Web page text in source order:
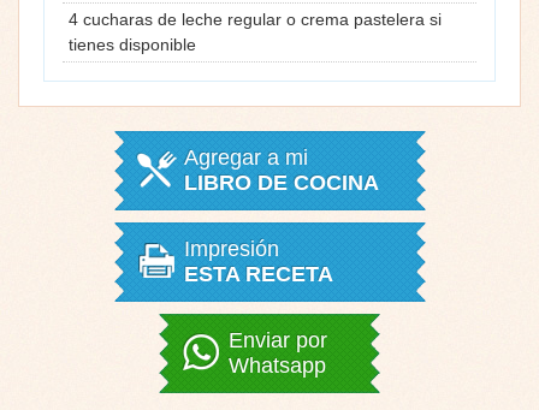
4 cucharas de leche regular o crema pastelera si
tienes disponible
Agregar a mi
LIBRO DE COCINA
Impresión
ESTA RECETA
Enviar por
Whatsapp